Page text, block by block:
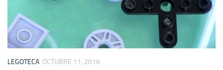
LEGOTECA OCTUBRE 11, 2016